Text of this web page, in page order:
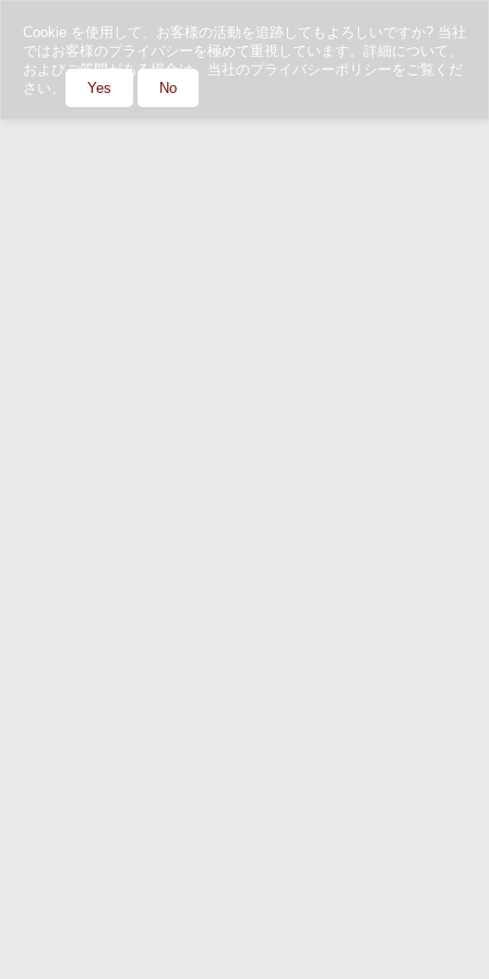
Cookie を使用して、お客様の活動を追跡してもよろしいですか? 当社
ではお客様のプライバシーを極めて重視しています。詳細について、
およびご質問がある場合は、当社のプライバシーポリシーをご覧くだ
さい。
Yes No